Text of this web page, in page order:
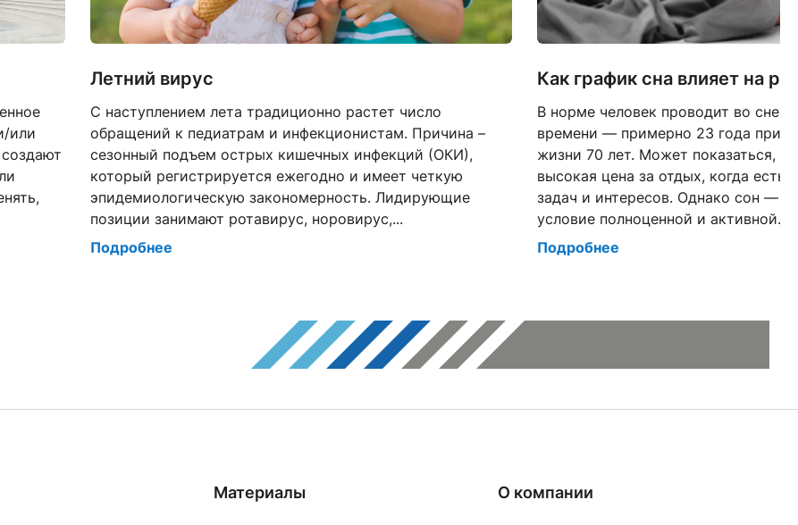
или
Летний вирус
С наступлением лета традиционно растет число
обращений к педиатрам и инфекционистам. Причина –
сезонный подъем острых кишечных инфекций (ОКИ),
который регистрируется ежегодно и имеет четкую
эпидемиологическую закономерность. Лидирующие
позиции занимают ротавирус, норовирус,...
Подробнее
Как график сна влияет на
В норме человек проводит во сне
времени — примерно 23 года при
жизни 70 лет. Может показаться,
высокая цена за отдых, когда есть
задач и интересов. Однако сон —
условие полноценной и активной...
Подробнее
Материалы О компании